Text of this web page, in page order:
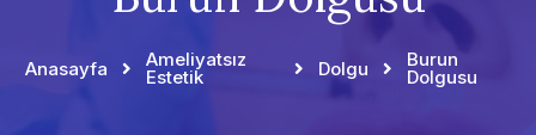
Anasayfa Ameliyatsız
Estetik Dolgu Burun
Dolgusu